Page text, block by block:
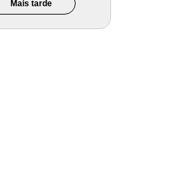
Mais tarde